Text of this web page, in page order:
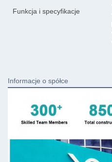
Funkcja i specyfikacje
Informacje o spółce